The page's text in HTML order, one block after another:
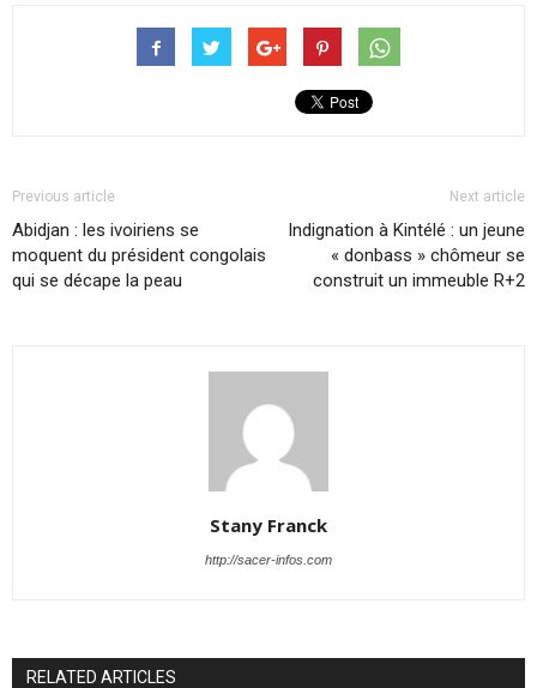
Previous article
Abidjan : les ivoiriens se
moquent du président congolais
qui se décape la peau
Next article
Indignation à Kintélé : un jeune
« donbass » chômeur se
construit un immeuble R+2
Stany Franck
http://sacer-infos.com
RELATED ARTICLES